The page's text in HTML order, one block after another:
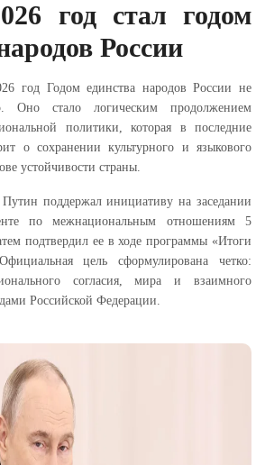
год стал годом
России
год Годом единства народов России не
Оно стало логическим продолжением
политики, которая в последние
о сохранении культурного и языкового
устойчивости страны.
поддержал инициативу на заседании
по межнациональным отношениям 5
подтвердил ее в ходе программы «Итоги
цель сформулирована четко:
согласия, мира и взаимного
Российской Федерации.